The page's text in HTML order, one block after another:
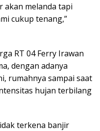
akan melanda tapi
cukup tenang,”
RT 04 Ferry Irawan
dengan adanya
rumahnya sampai saat
hujan terbilang
terkena banjir